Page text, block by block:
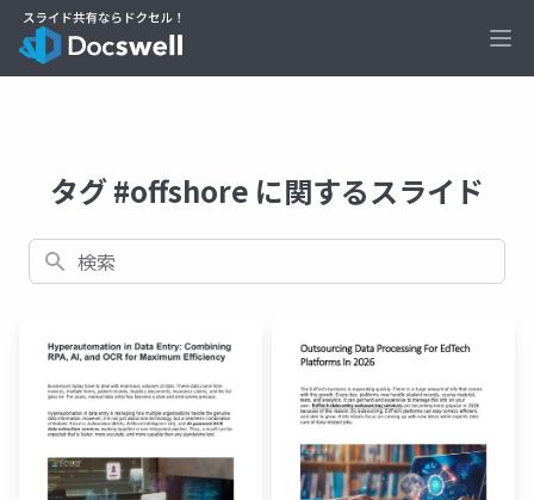
タグ #offshore に関するスライド
検索